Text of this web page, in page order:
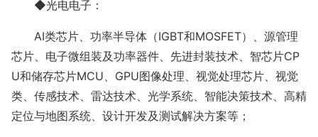
◆光电电子：
AI类芯片、功率半导体（IGBT和MOSFET）、源管理
芯片、电子微组装及功率器件、先进封装技术、智芯片CP
U和储存芯片MCU、GPU图像处理、视觉处理芯片、视觉
类、传感技术、雷达技术、光学系统、智能决策技术、高精
定位与地图系统、设计开发及测试解决方案等；